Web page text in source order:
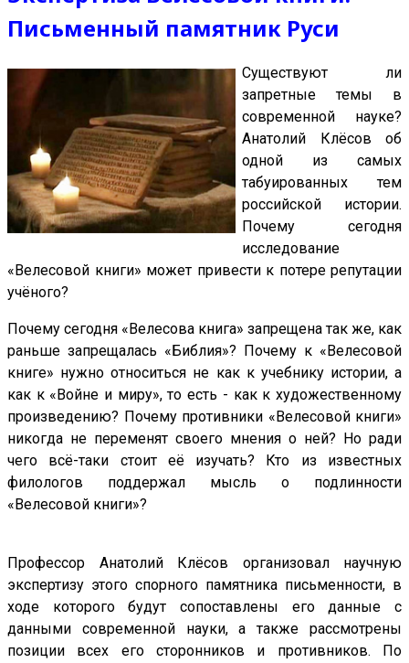
Письменный памятник Руси
Существуют ли
запретные темы в
современной науке?
Анатолий Клёсов об
одной из самых
табуированных тем
российской истории.
Почему сегодня
исследование
«Велесовой книги» может привести к потере репутации
учёного?
Почему сегодня «Велесова книга» запрещена так же, как
раньше запрещалась «Библия»? Почему к «Велесовой
книге» нужно относиться не как к учебнику истории, а
как к «Войне и миру», то есть - как к художественному
произведению? Почему противники «Велесовой книги»
никогда не переменят своего мнения о ней? Но ради
чего всё-таки стоит её изучать? Кто из известных
филологов поддержал мысль о подлинности
«Велесовой книги»?
Профессор Анатолий Клёсов организовал научную
экспертизу этого спорного памятника письменности, в
ходе которого будут сопоставлены его данные с
данными современной науки, а также рассмотрены
позиции всех его сторонников и противников. По